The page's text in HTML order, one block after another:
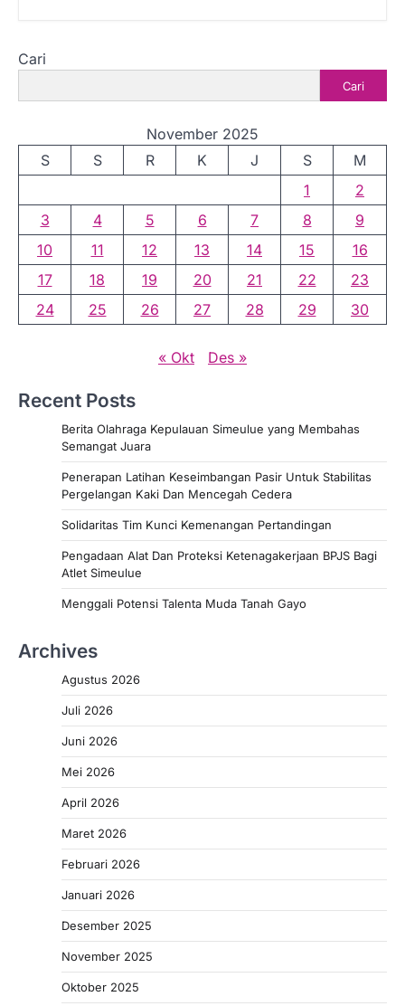
Cari
Cari
November 2025
S
S R K J S
M
1
2
3
4 5 6 7 8
9
10
11 12 13 14 15
16
17
18 19 20 21 22
23
24
25 26 27 28 29 30
« Okt Des »
Recent Posts
Berita Olahraga Kepulauan Simeulue yang Membahas
Semangat Juara
Penerapan Latihan Keseimbangan Pasir Untuk Stabilitas
Pergelangan Kaki Dan Mencegah Cedera
Solidaritas Tim Kunci Kemenangan Pertandingan
Pengadaan Alat Dan Proteksi Ketenagakerjaan BPJS Bagi
Atlet Simeulue
Menggali Potensi Talenta Muda Tanah Gayo
Archives
Agustus 2026
Juli 2026
Juni 2026
Mei 2026
April 2026
Maret 2026
Februari 2026
Januari 2026
Desember 2025
November 2025
Oktober 2025